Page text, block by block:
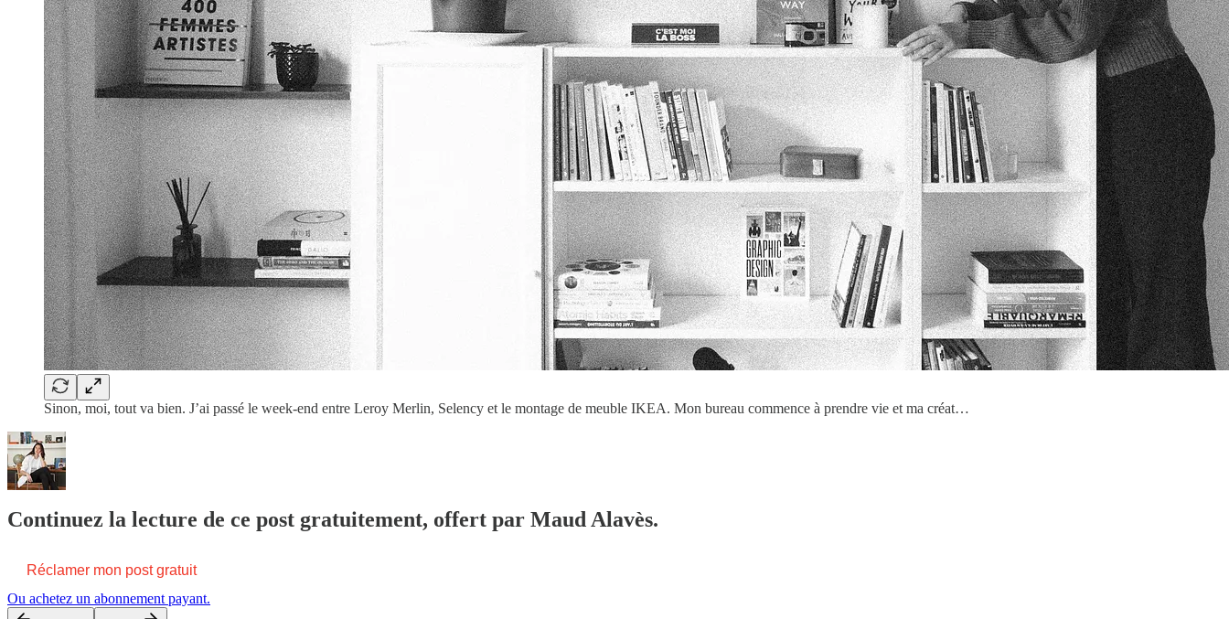
Sinon, moi, tout va bien. J’ai passé le week-end entre Leroy Merlin, Selency et le montage de meuble IKEA. Mon bureau commence à prendre vie et ma créat…
Continuez la lecture de ce post gratuitement, offert par Maud Alavès.
Réclamer mon post gratuit
Ou achetez un abonnement payant.